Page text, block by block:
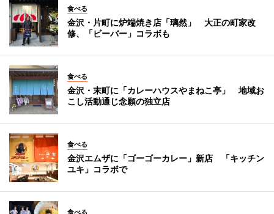
食べる
金沢・片町に炉端焼き店「璃然」 大正の町家改
修、「ビーバー」コラボも
食べる
金沢・末町に「カレーハウスやまねこ亭」 地域お
こし活動通じ念願の独立店
食べる
金沢エムザに「ゴーゴーカレー」新店 「キッチン
ユキ」コラボで
食べる